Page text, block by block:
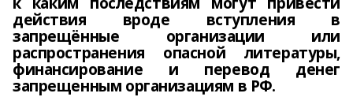
действия вроде вступления в
запрещённые организации или
распространения опасной литературы,
финансирование и перевод денег
запрещенным организациям в РФ.